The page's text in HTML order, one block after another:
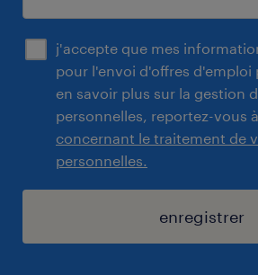
j'accepte que mes
pour l'envoi d'offres d'emploi
en savoir plus sur la gestion
personnelles, reportez-vous à
concernant le traitement de
personnelles.
enregistrer